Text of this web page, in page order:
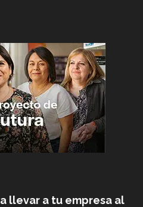
llevar a tu empresa al